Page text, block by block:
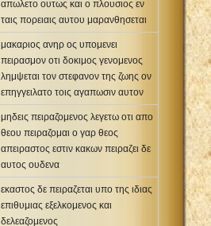
απωλετο ουτως και ο πλουσιος εν
ταις πορειαις αυτου μαρανθησεται
μακαριος ανηρ ος υπομενει
πειρασμον οτι δοκιμος γενομενος
λημψεται τον στεφανον της ζωης ον
επηγγειλατο τοις αγαπωσιν αυτον
μηδεις πειραζομενος λεγετω οτι απο
θεου πειραζομαι ο γαρ θεος
απειραστος εστιν κακων πειραζει δε
αυτος ουδενα
εκαστος δε πειραζεται υπο της ιδιας
επιθυμιας εξελκομενος και
δελεαζομενος